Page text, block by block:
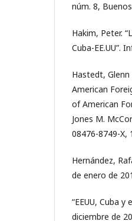
núm. 8,
Hakim, Peter.
Cuba-EE.UU”.
Hastedt, Glenn
American
of American
Jones M.
08476-8749-X,
Hernández,
de enero de
“EEUU, Cuba
diciembre de